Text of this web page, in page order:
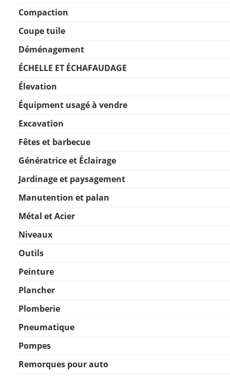
Compaction
Coupe tuile
Déménagement
ÉCHELLE ET ÉCHAFAUDAGE
Élevation
Équipment usagé à vendre
Excavation
Fêtes et barbecue
Génératrice et Éclairage
Jardinage et paysagement
Manutention et palan
Métal et Acier
Niveaux
Outils
Peinture
Plancher
Plomberie
Pneumatique
Pompes
Remorques pour auto